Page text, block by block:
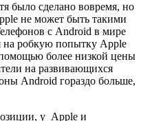
было сделано вовремя, но
не может быть такими
с Android в мире
на робкую попытку Apple
помощью более низкой цены
на развивающихся
Android гораздо больше,
у Apple и